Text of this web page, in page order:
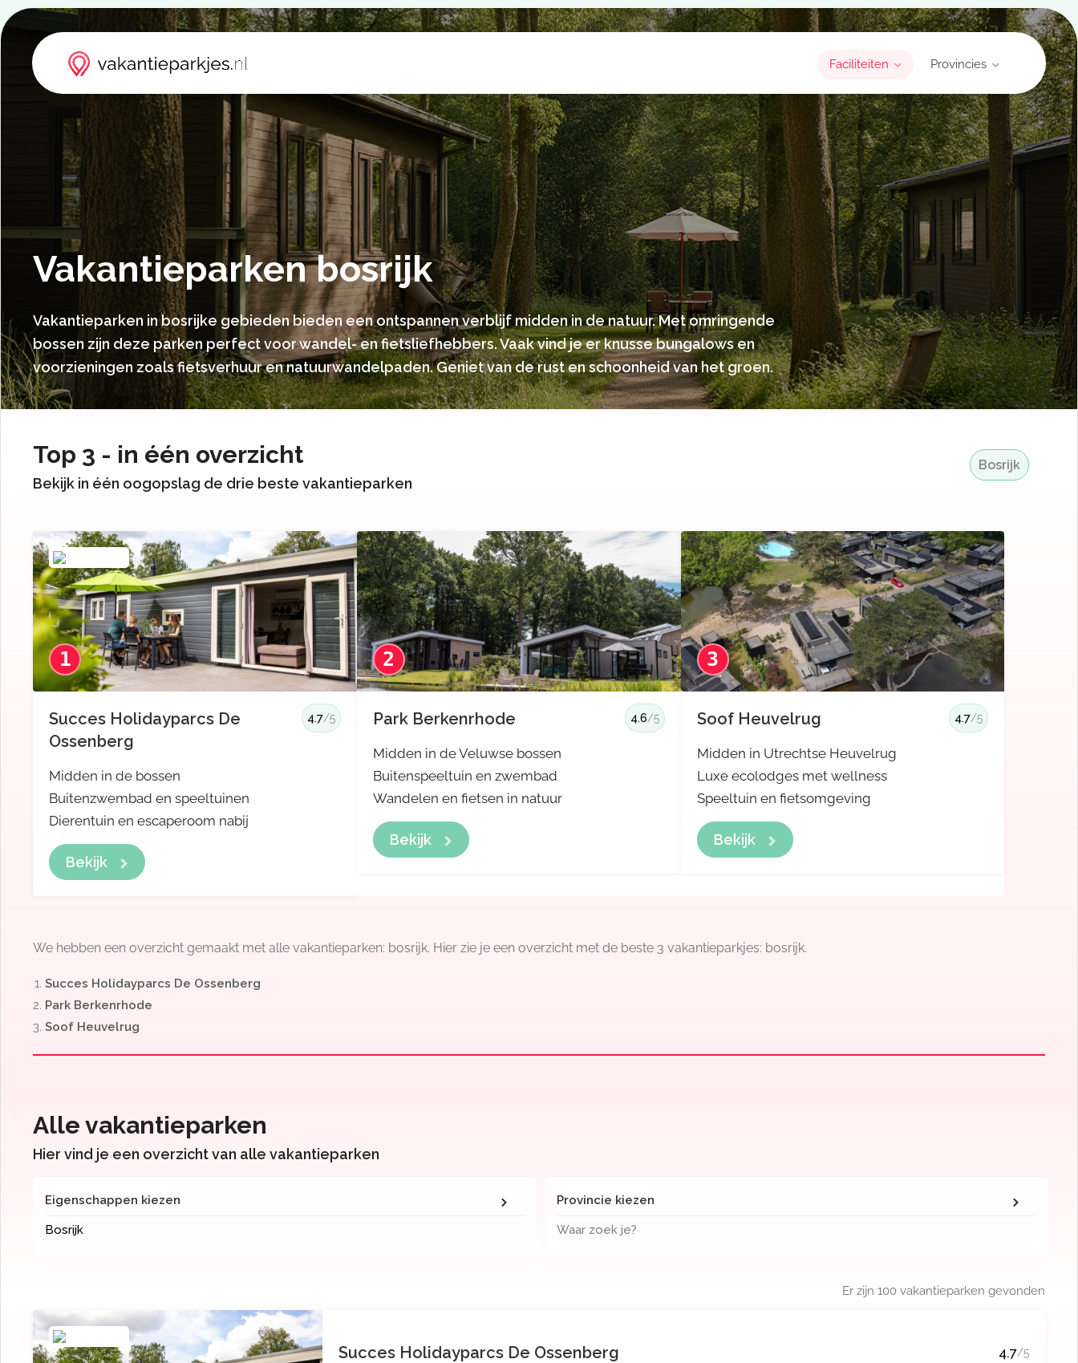
Faciliteiten Provincies
Vakantieparken bosrijk
Vakantieparken in bosrijke gebieden bieden een ontspannen verblijf midden in de natuur. Met omringende
bossen zijn deze parken perfect voor wandel- en fietsliefhebbers. Vaak vind je er knusse bungalows en
voorzieningen zoals fietsverhuur en natuurwandelpaden. Geniet van de rust en schoonheid van het groen.
Top 3 - in één overzicht
Bekijk in één oogopslag de drie beste vakantieparken
Bosrijk
1
Succes Holidayparcs De
Ossenberg
4.7/5
Midden in de bossen
Buitenzwembad en speeltuinen
Dierentuin en escaperoom nabij
Bekijk
2
Park Berkenrhode 4.6/5
Midden in de Veluwse bossen
Buitenspeeltuin en zwembad
Wandelen en fietsen in natuur
Bekijk
3
Soof Heuvelrug 4.7/5
Midden in Utrechtse Heuvelrug
Luxe ecolodges met wellness
Speeltuin en fietsomgeving
Bekijk
We hebben een overzicht gemaakt met alle vakantieparken: bosrijk. Hier zie je een overzicht met de beste 3 vakantieparkjes: bosrijk.
Succes Holidayparcs De Ossenberg
Park Berkenrhode
Soof Heuvelrug
Alle vakantieparken
Hier vind je een overzicht van alle vakantieparken
Eigenschappen kiezen
Bosrijk
Provincie kiezen
Waar zoek je?
Er zijn 100 vakantieparken gevonden
Succes Holidayparcs De Ossenberg 4.7/5